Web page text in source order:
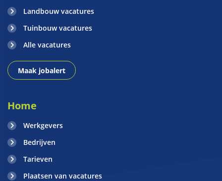
Landbouw vacatures
Tuinbouw vacatures
Alle vacatures
Maak jobalert
Home
Werkgevers
Bedrijven
Tarieven
Plaatsen van vacatures